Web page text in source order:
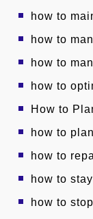
how to
how to
how to
how to
How to
how to
how to
how to
how to